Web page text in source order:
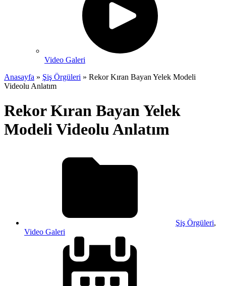
Video Galeri
Anasayfa » Şiş Örgüleri » Rekor Kıran Bayan Yelek Modeli
Videolu Anlatım
Rekor Kıran Bayan Yelek
Modeli Videolu Anlatım
Şiş Örgüleri,
Video Galeri